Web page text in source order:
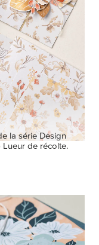
la série Design
de récolte.